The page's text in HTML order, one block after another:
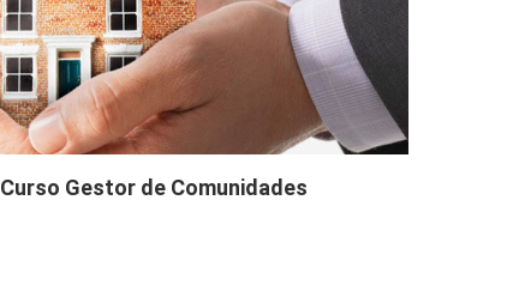
Curso Gestor de Comunidades